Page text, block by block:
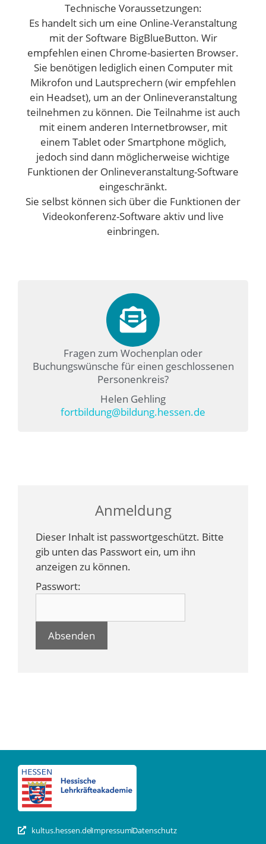
Technische Voraussetzungen:
Es handelt sich um eine Online-Veranstaltung
mit der Software BigBlueButton. Wir
empfehlen einen Chrome-basierten Browser.
Sie benötigen lediglich einen Computer mit
Mikrofon und Lautsprechern (wir empfehlen
ein Headset), um an der Onlineveranstaltung
teilnehmen zu können. Die Teilnahme ist auch
mit einem anderen Internetbrowser, mit
einem Tablet oder Smartphone möglich,
jedoch sind dann möglicherweise wichtige
Funktionen der Onlineveranstaltung-Software
eingeschränkt.
Sie selbst können sich über die Funktionen der
Videokonferenz-Software aktiv und live
einbringen.
Fragen zum Wochenplan oder
Buchungswünsche für einen geschlossenen
Personenkreis?
Helen Gehling
fortbildung@bildung.hessen.de
Anmeldung
Dieser Inhalt ist passwortgeschützt. Bitte
gib unten das Passwort ein, um ihn
anzeigen zu können.
Passwort:
kultus.hessen.deImpressumDatenschutz